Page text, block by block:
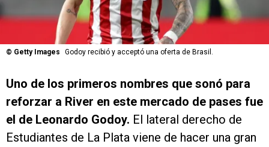
© Getty Images Godoy recibió y acceptó una oferta de Brasil.
Uno de los primeros nombres que sonó para
reforzar a River en este mercado de pases fue
el de Leonardo Godoy. El lateral derecho de
Estudiantes de La Plata viene de hacer una gran